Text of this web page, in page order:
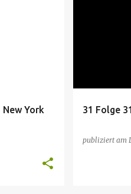
York
31 Folge
publiziert am